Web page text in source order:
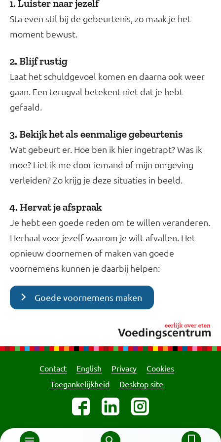
1. Luister naar jezelf
Sta even stil bij de gebeurtenis, zo maak je het
moment bewust.
2. Blijf rustig
Laat het schuldgevoel komen en daarna ook weer
gaan. Een terugval betekent niet dat je hebt
gefaald.
3. Bekijk het als eenmalige gebeurtenis
Wat gebeurt er. Hoe ben ik hier ingetrapt? Was ik
moe? Liet ik me door iemand of mijn omgeving
verleiden? Zo krijg je deze situaties in beeld.
4. Hervat je afspraak
Je hebt een goede reden om te willen veranderen.
Herhaal voor jezelf waarom je wilt afvallen. Het
opnieuw doornemen of maken van goede
voornemens kunnen je daarbij helpen:
Goede voornemens maken
Contact English Privacy
Cookies
Toegankelijkheid
Desktop site